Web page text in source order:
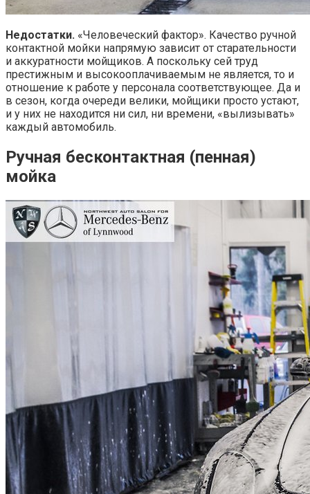
Недостатки. «Человеческий фактор». Качество ручной
контактной мойки напрямую зависит от старательности
и аккуратности мойщиков. А поскольку сей труд
престижным и высокооплачиваемым не является, то и
отношение к работе у персонала соответствующее. Да и
в сезон, когда очереди велики, мойщики просто устают,
и у них не находится ни сил, ни времени, «вылизывать»
каждый автомобиль.
Ручная бесконтактная (пенная)
мойка